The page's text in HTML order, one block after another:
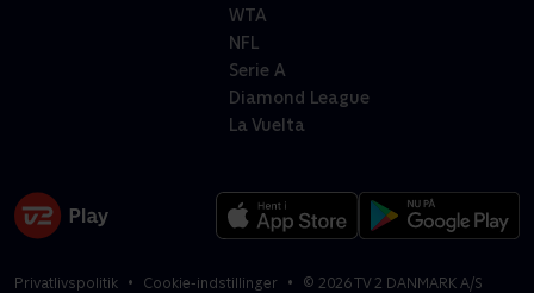
WTA
NFL
Serie A
Diamond League
La Vuelta
Privatlivspolitik Cookie-indstillinger © 2026TV 2 DANMARK A/S